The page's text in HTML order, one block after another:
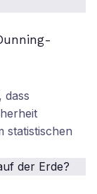
dass
statistischen